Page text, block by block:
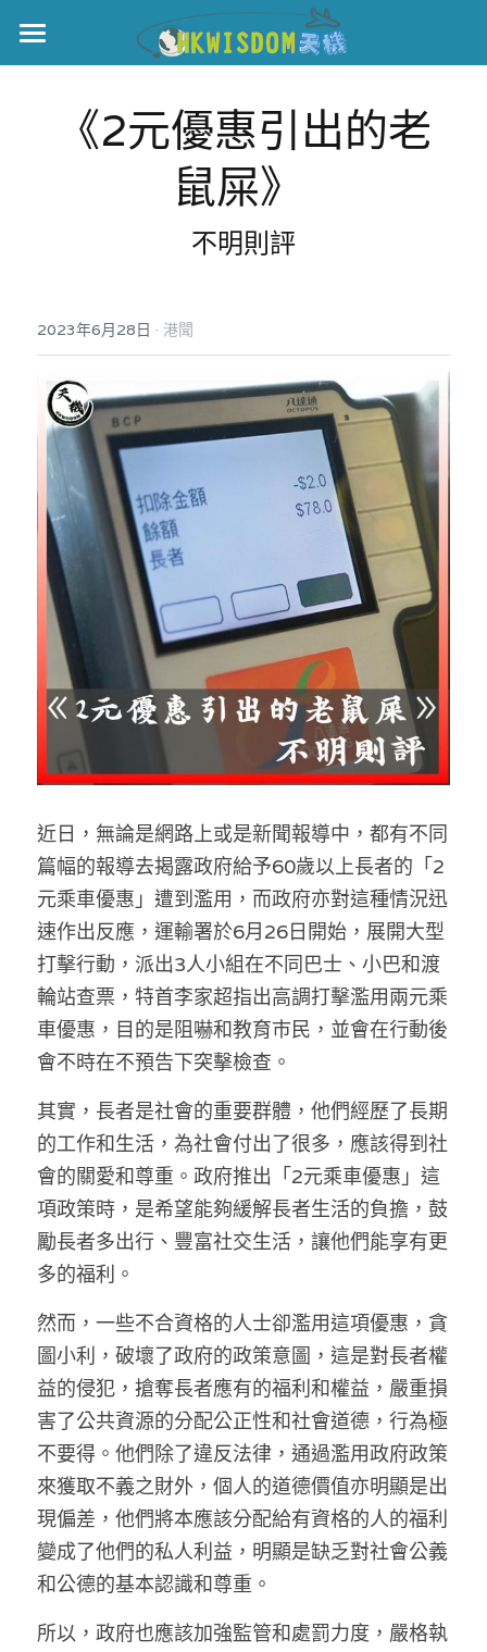
主頁
世界盃
美西媒體謊言實錄
宏福‧革新
宏福火災正視聽
記錄．宏福苑火災
港聞
中國
國際
娛樂
反華推手你要知
反華推手懶人包
民主派騙案十式
反華推手起底
美西霸凌內幕
美西極權主義
真相直擊
極端暴恐實錄
KOL 專欄
林淑芳專欄
屈穎妍專欄
朱庭萱專欄
莫綺琪專欄
黃萬成專欄
招國偉專欄
高松傑專欄
林伯強專欄
馮煒光專欄
KOL 精選
大衛sir專欄
曾子晴 - 晴深直說
龔靜儀大律師專欄
陳貴春大律師專欄
陳子遷律師專欄
羅浚軒專欄
溫志倫專欄
汪明欣專欄
張美雄專欄
莊豪鋒專欄
絕密法庭檔案
醫院口岸爆炸案
屠龍小隊案
黎智英案審訊
支聯會案
35+顛覆案
生活
吃喝玩指南
休閒好介紹
親子
花生仔漫畫週記
關於我們
人才招聘
投稿熱線
商戶合作
支持讚助
條款及細則
關於我們
搜索
繁體中文
繁體中文
English
《2元優惠引出的老
鼠屎》
不明則評
2023年6月28日 · 港聞
近日，無論是網路上或是新聞報導中，都有不同
篇幅的報導去揭露政府給予60歲以上長者的「2
元乘車優惠」遭到濫用，而政府亦對這種情況迅
速作出反應，運輸署於6月26日開始，展開大型
打擊行動，派出3人小組在不同巴士、小巴和渡
輪站查票，特首李家超指出高調打擊濫用兩元乘
車優惠，目的是阻嚇和教育巿民，並會在行動後
會不時在不預告下突擊檢查。
其實，長者是社會的重要群體，他們經歷了長期
的工作和生活，為社會付出了很多，應該得到社
會的關愛和尊重。政府推出「2元乘車優惠」這
項政策時，是希望能夠緩解長者生活的負擔，鼓
勵長者多出行、豐富社交生活，讓他們能享有更
多的福利。
然而，一些不合資格的人士卻濫用這項優惠，貪
圖小利，破壞了政府的政策意圖，這是對長者權
益的侵犯，搶奪長者應有的福利和權益，嚴重損
害了公共資源的分配公正性和社會道德，行為極
不要得。他們除了違反法律，通過濫用政府政策
來獲取不義之財外，個人的道德價值亦明顯是出
現偏差，他們將本應該分配給有資格的人的福利
變成了他們的私人利益，明顯是缺乏對社會公義
和公德的基本認識和尊重。
所以，政府也應該加強監管和處罰力度，嚴格執